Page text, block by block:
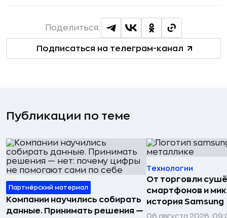
Подписаться на телеграм-канал
Поделиться:
Публикации по теме
Партнёрский материал
Компании научились собирать
данные. Принимать решения —
Технологии
От торговли
смартфонов и
история Samsung
06 августа 2026,